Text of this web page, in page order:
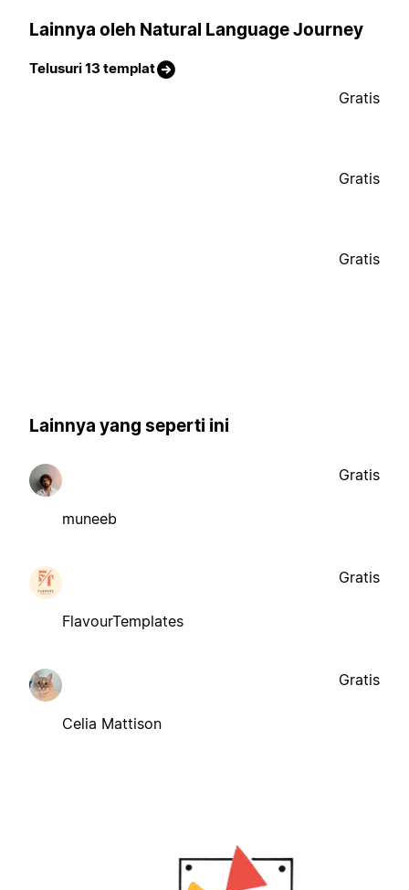
Lainnya oleh Natural Language Journey
Telusuri 13 templat
Gratis
Gratis
Gratis
Lainnya yang seperti ini
muneeb
Gratis
FlavourTemplates
Gratis
Celia Mattison
Gratis